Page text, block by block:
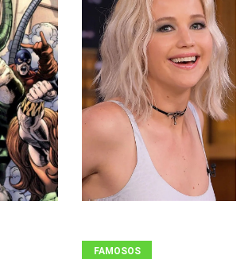
FAMOSOS